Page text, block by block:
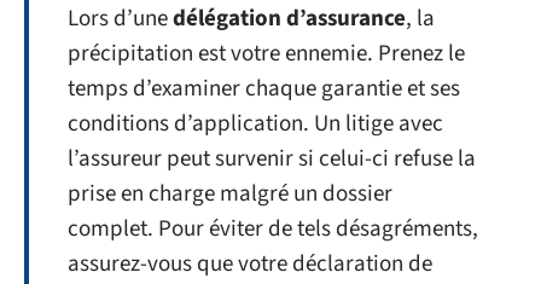
Lors d’unedélégation d’assurance, la
précipitation est votre ennemie. Prenez le
temps d’examiner chaque garantie et ses
conditions d’application. Un litige avec
l’assureur peut survenir si celui-ci refuse la
prise en charge malgré un dossier
complet. Pour éviter de tels désagréments,
assurez-vous que votre déclaration de